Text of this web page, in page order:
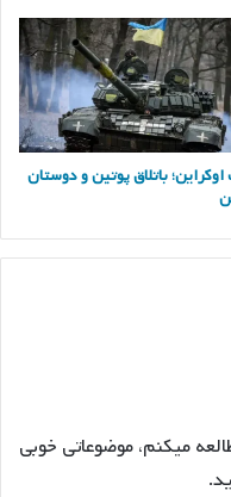
باتلاق پوتین و دوستان
میکنم، موضوعاتی خوبی